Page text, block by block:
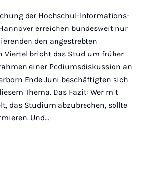
der Hochschul-Informations-
erreichen bundesweit nur
den angestrebten
Viertel bricht das Studium früher
einer Podiumsdiskussion an
Ende Juni beschäftigten sich
Thema. Das Fazit: Wer mit
das Studium abzubrechen, sollte
Und…